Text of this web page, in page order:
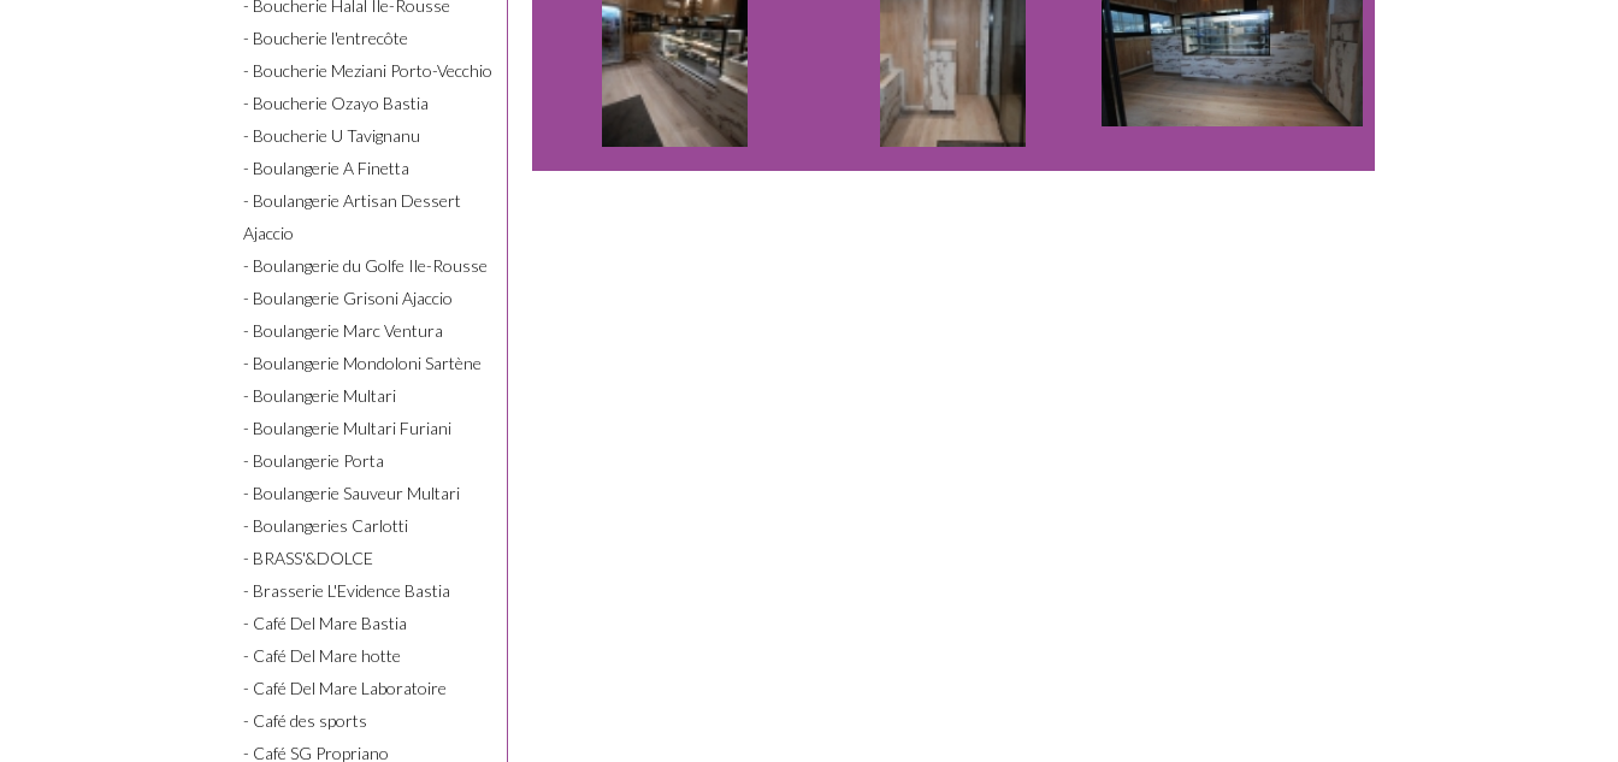
- Boucherie Halal Ile-Rousse
- Boucherie l'entrecôte
- Boucherie Meziani Porto-Vecchio
- Boucherie Ozayo Bastia
- Boucherie U Tavignanu
- Boulangerie A Finetta
- Boulangerie Artisan Dessert
Ajaccio
- Boulangerie du Golfe Ile-Rousse
- Boulangerie Grisoni Ajaccio
- Boulangerie Marc Ventura
- Boulangerie Mondoloni Sartène
- Boulangerie Multari
- Boulangerie Multari Furiani
- Boulangerie Porta
- Boulangerie Sauveur Multari
- Boulangeries Carlotti
- BRASS'&DOLCE
- Brasserie L'Evidence Bastia
- Café Del Mare Bastia
- Café Del Mare hotte
- Café Del Mare Laboratoire
- Café des sports
- Café SG Propriano